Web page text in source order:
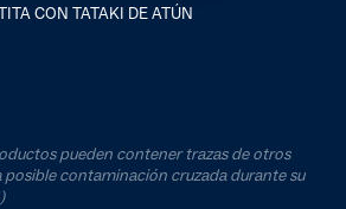
CON TATAKI DE ATÚN
pueden contener trazas de otros
posible contaminación cruzada durante su